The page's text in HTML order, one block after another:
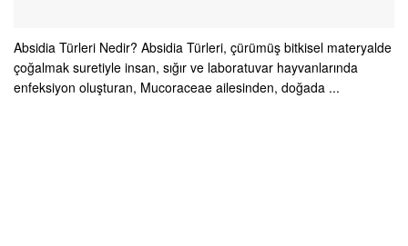
Absidia Türleri Nedir? Absidia Türleri, çürümüş bitkisel materyalde
çoğalmak suretiyle insan, sığır ve laboratuvar hayvanlarında
enfeksiyon oluşturan, Mucoraceae ailesinden, doğada ...